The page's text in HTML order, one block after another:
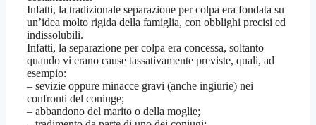
Infatti, la tradizionale separazione per colpa era fondata su
un’idea molto rigida della famiglia, con obblighi precisi ed
indissolubili.
Infatti, la separazione per colpa era concessa, soltanto
quando vi erano cause tassativamente previste, quali, ad
esempio:
– sevizie oppure minacce gravi (anche ingiurie) nei
confronti del coniuge;
– abbandono del marito o della moglie;